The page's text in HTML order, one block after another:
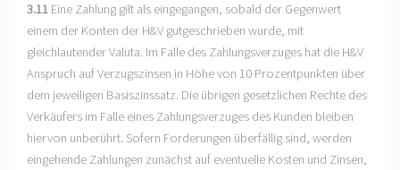
3.11 Eine Zahlung gilt als eingegangen, sobald der Gegenwert
einem der Konten der H&V gutgeschrieben wurde, mit
gleichlautender Valuta. Im Falle des Zahlungsverzuges hat die H&V
Anspruch auf Verzugszinsen in Höhe von 10 Prozentpunkten über
dem jeweiligen Basiszinssatz. Die übrigen gesetzlichen Rechte des
Verkäufers im Falle eines Zahlungsverzuges des Kunden bleiben
hiervon unberührt. Sofern Forderungen überfällig sind, werden
eingehende Zahlungen zunächst auf eventuelle Kosten und Zinsen,